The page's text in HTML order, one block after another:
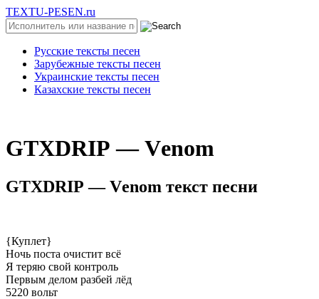
TEXTU-PESEN.ru
Русские тексты песен
Зарубежные тексты песен
Украинские тексты песен
Казахские тексты песен
GТХDRIР — Vеnоm
GТХDRIР — Vеnоm текст песни
{Куплет}
Ночь поста очистит всё
Я теряю свой контроль
Первым делом разбей лёд
5220 вольт